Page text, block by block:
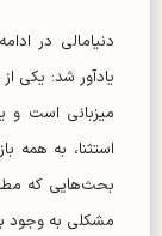
دنیامالی در
یادآور شد: یکی
میزبانی است و
استثنا، به همه
بحث‌هایی که
مشکلی به وجود